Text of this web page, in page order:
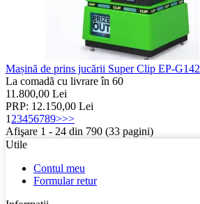
Mașină de prins jucării Super Clip EP-G142
La comadã cu livrare în 60
11.800,00 Lei
PRP: 12.150,00 Lei
1 23456789>>>
Afişare 1 - 24 din 790 (33 pagini)
Utile
Contul meu
Formular retur